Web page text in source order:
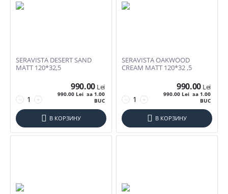
Фильтры товаров
Lei– Lei
SERAVISTA DESERT SAND
MATT 120*32,5
+
−
990.00 Lei
990.00 Lei за 1.00
BUC
В КОРЗИНУ
SERAVISTA OAKWOOD
CREAM MATT 120*32 ,5
+
−
990.00 Lei
990.00 Lei за 1.00
BUC
В КОРЗИНУ